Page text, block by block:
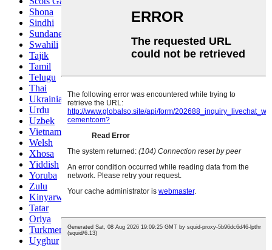
Shona
Sindhi
Sundanese
Swahili
Tajik
Tamil
Telugu
Thai
Ukrainian
Urdu
Uzbek
Vietnamese
Welsh
Xhosa
Yiddish
Yoruba
Zulu
Kinyarwanda
Tatar
Oriya
Turkmen
Uyghur